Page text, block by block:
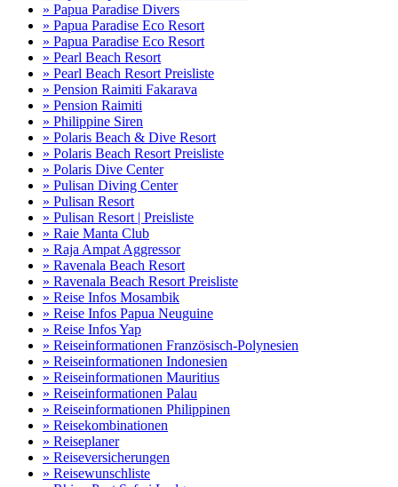
» Papua Paradise Divers
» Papua Paradise Eco Resort
» Papua Paradise Eco Resort
» Pearl Beach Resort
» Pearl Beach Resort Preisliste
» Pension Raimiti Fakarava
» Pension Raimiti
» Philippine Siren
» Polaris Beach & Dive Resort
» Polaris Beach Resort Preisliste
» Polaris Dive Center
» Pulisan Diving Center
» Pulisan Resort
» Pulisan Resort | Preisliste
» Raie Manta Club
» Raja Ampat Aggressor
» Ravenala Beach Resort
» Ravenala Beach Resort Preisliste
» Reise Infos Mosambik
» Reise Infos Papua Neuguine
» Reise Infos Yap
» Reiseinformationen Französisch-Polynesien
» Reiseinformationen Indonesien
» Reiseinformationen Mauritius
» Reiseinformationen Palau
» Reiseinformationen Philippinen
» Reisekombinationen
» Reiseplaner
» Reiseversicherungen
» Reisewunschliste